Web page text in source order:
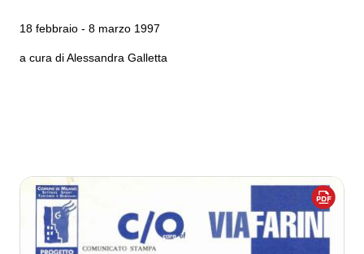
18 febbraio - 8 marzo 1997
a cura di Alessandra Galletta